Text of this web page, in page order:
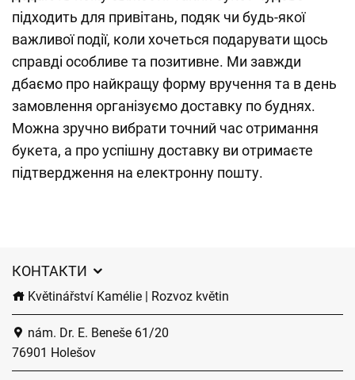
підходить для привітань, подяк чи будь-якої
важливої події, коли хочеться подарувати щось
справді особливе та позитивне. Ми завжди
дбаємо про найкращу форму вручення та в день
замовлення організуємо доставку по буднях.
Можна зручно вибрати точний час отримання
букета, а про успішну доставку ви отримаєте
підтвердження на електронну пошту.
КОНТАКТИ
Květinářství Kamélie | Rozvoz květin
nám. Dr. E. Beneše 61/20
76901 Holešov